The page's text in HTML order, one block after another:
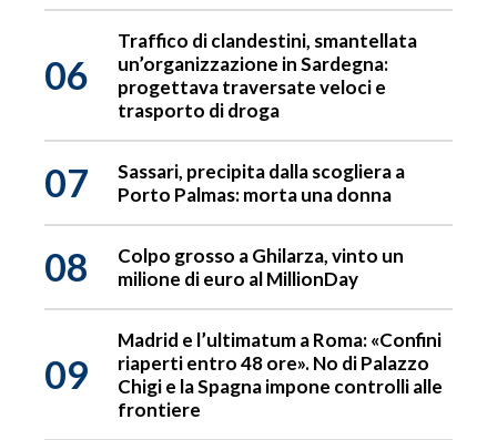
06
Traffico di clandestini, smantellata
un’organizzazione in Sardegna:
progettava traversate veloci e
trasporto di droga
07
Sassari, precipita dalla scogliera a
Porto Palmas: morta una donna
08
Colpo grosso a Ghilarza, vinto un
milione di euro al MillionDay
09
Madrid e l’ultimatum a Roma: «Confini
riaperti entro 48 ore». No di Palazzo
Chigi e la Spagna impone controlli alle
frontiere